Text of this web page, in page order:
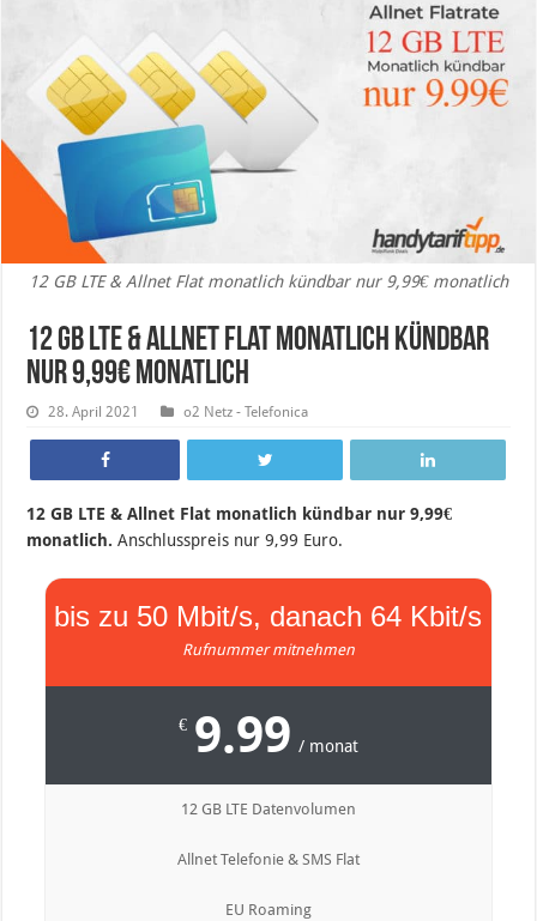
12 GB LTE & Allnet Flat monatlich kündbar nur 9,99€ monatlich
12 GB LTE & Allnet Flat monatlich kündbar
nur 9,99€ monatlich
28. April 2021 o2 Netz - Telefonica
12 GB LTE & Allnet Flat monatlich kündbar nur 9,99€
monatlich. Anschlusspreis nur 9,99 Euro.
bis zu 50 Mbit/s, danach 64 Kbit/s
Rufnummer mitnehmen
€ 9.99 / monat
12 GB LTE Datenvolumen
Allnet Telefonie & SMS Flat
EU Roaming